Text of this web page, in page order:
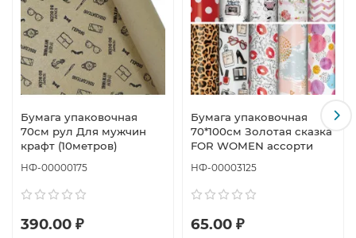
Бумага упаковочная
70см рул Для мужчин
крафт (10метров)
НФ-00000175
390.00 ₽
Бумага упаковочная
70*100см Золотая сказка
FOR WOMEN ассорти
НФ-00003125
65.00 ₽